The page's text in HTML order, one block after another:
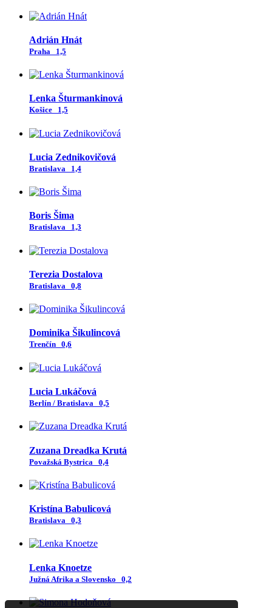
Adrián Hnát
Praha 1,5
Lenka Šturmankinová
Košice 1,5
Lucia Zednikovičová
Bratislava 1,4
Boris Šima
Bratislava 1,3
Terezia Dostalova
Bratislava 0,8
Dominika Šikulincová
Trenčín 0,6
Lucia Lukáčová
Berlín / Bratislava 0,5
Zuzana Dreadka Krutá
Považská Bystrica 0,4
Kristína Babulicová
Bratislava 0,3
Lenka Knoetze
Južná Afrika a Slovensko 0,2